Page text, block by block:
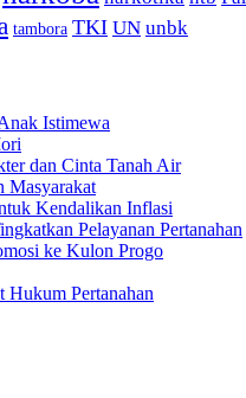
tambora TKI UN unbk
Istimewa
dan Cinta Tanah Air
Masyarakat
Kendalikan Inflasi
Pelayanan Pertanahan
ke Kulon Progo
Pertanahan